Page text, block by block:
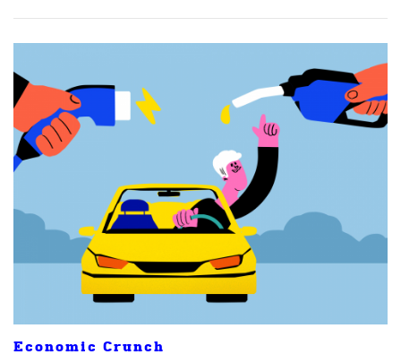
Economic Crunch
EMAIL